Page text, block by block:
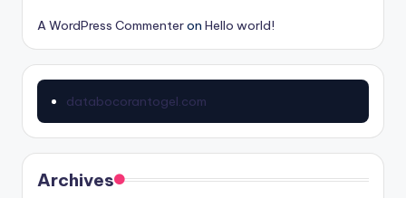
A WordPress Commenteron Hello world!
databocorantogel.com
Archives